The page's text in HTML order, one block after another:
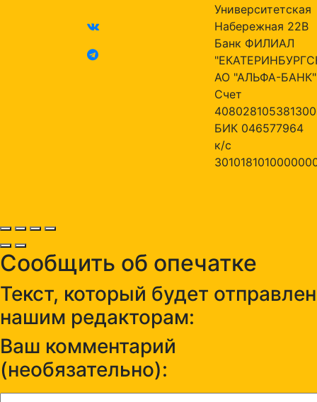
Университетская
Набережная 22В
Банк ФИЛИАЛ
АО "АЛЬФА-БАНК"
Счет
БИК 046577964
к/с
Сообщить об опечатке
Текст, который будет отправлен
нашим редакторам:
Ваш комментарий
(необязательно):